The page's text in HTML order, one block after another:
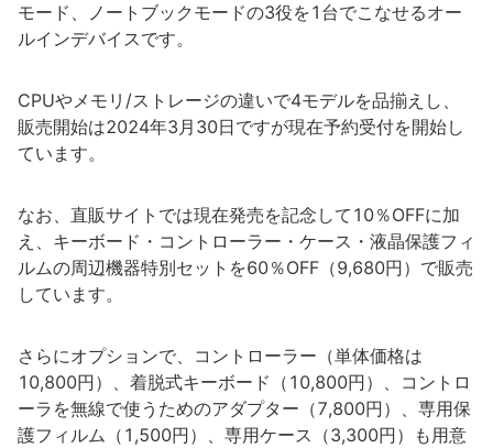
モード、ノートブックモードの3役を1台でこなせるオー
ルインデバイスです。
CPUやメモリ/ストレージの違いで4モデルを品揃えし、
販売開始は2024年3月30日ですが現在予約受付を開始し
ています。
なお、直販サイトでは現在発売を記念して10％OFFに加
え、キーボード・コントローラー・ケース・液晶保護フィ
ルムの周辺機器特別セットを60％OFF（9,680円）で販売
しています。
さらにオプションで、コントローラー（単体価格は
10,800円）、着脱式キーボード（10,800円）、コントロ
ーラを無線で使うためのアダプター（7,800円）、専用保
護フィルム（1,500円）、専用ケース（3,300円）も用意